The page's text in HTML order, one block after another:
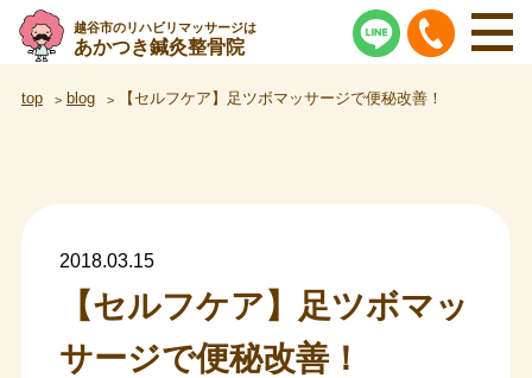
越谷市のリハビリマッサージは
あかつき鍼灸整骨院
top blog 【セルフケア】足ツボマッサージで便秘改善！
2018.03.15
【セルフケア】足ツボマッ
サージで便秘改善！